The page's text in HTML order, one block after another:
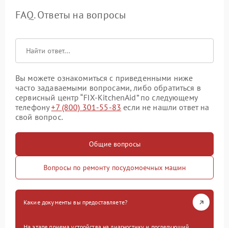
FAQ. Ответы на вопросы
Вы можете ознакомиться с приведенными ниже
часто задаваемыми вопросами, либо обратиться в
сервисный центр “FIX-KitchenAid” по следующему
телефону+7 (800) 301-55-83 если не нашли ответ на
свой вопрос.
Общие вопросы
Вопросы по ремонту посудомоечных машин
Какие документы вы предоставляете?